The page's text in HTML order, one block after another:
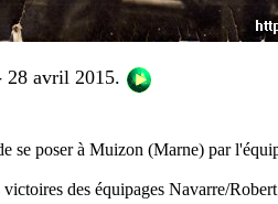
28 avril 2015.
se poser à Muizon (Marne) par
des équipages Navarre/